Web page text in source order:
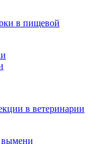
в пищевой
в ветеринарии
вымени